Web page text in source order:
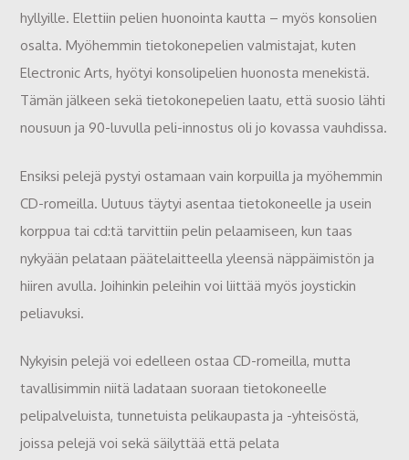
hyllyille. Elettiin pelien huonointa kautta – myös konsolien
osalta. Myöhemmin tietokonepelien valmistajat, kuten
Electronic Arts, hyötyi konsolipelien huonosta menekistä.
Tämän jälkeen sekä tietokonepelien laatu, että suosio lähti
nousuun ja 90-luvulla peli-innostus oli jo kovassa vauhdissa.
Ensiksi pelejä pystyi ostamaan vain korpuilla ja myöhemmin
CD-romeilla. Uutuus täytyi asentaa tietokoneelle ja usein
korppua tai cd:tä tarvittiin pelin pelaamiseen, kun taas
nykyään pelataan päätelaitteella yleensä näppäimistön ja
hiiren avulla. Joihinkin peleihin voi liittää myös joystickin
peliavuksi.
Nykyisin pelejä voi edelleen ostaa CD-romeilla, mutta
tavallisimmin niitä ladataan suoraan tietokoneelle
pelipalveluista, tunnetuista pelikaupasta ja -yhteisöstä,
joissa pelejä voi sekä säilyttää että pelata